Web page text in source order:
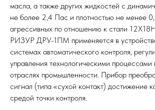
масла, а также других жидкостей с
не более 2,4 Пас и плотностью не менее
агрессивных по отношению к стали
РИЗУР ДРУ-1ПМ применяется в
системах автоматического контроля,
управления технологическими процессами
отраслях промышленности. Прибор
сигнал (типа «сухой контакт) достижение
средой точки контроля.